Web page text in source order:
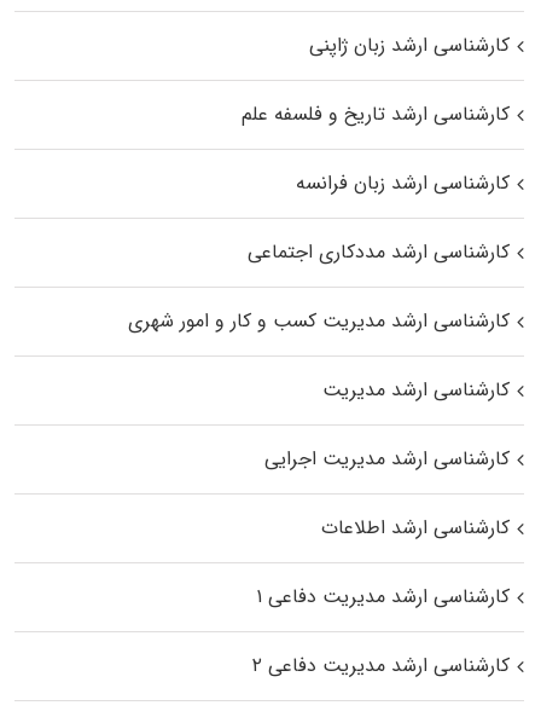
کارشناسی ارشد زبان ژاپنی
کارشناسی ارشد تاریخ و فلسفه علم
کارشناسی ارشد زبان فرانسه
کارشناسی ارشد مددکاری اجتماعی
کارشناسی ارشد مدیریت کسب و کار و امور شهری
کارشناسی ارشد مدیریت
کارشناسی ارشد مدیریت اجرایی
کارشناسی ارشد اطلاعات
کارشناسی ارشد مدیریت دفاعی ۱
کارشناسی ارشد مدیریت دفاعی ۲